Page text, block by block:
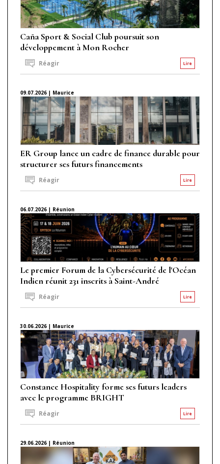
Caña Sport & Social Club poursuit son
développement à Mon Rocher
Lire
Réagir
09.07.2026 | Maurice
ER Group lance un cadre de finance durable pour
structurer ses futurs financements
Lire
Réagir
06.07.2026 | Réunion
Le premier Forum de la Cybersécurité de l'Océan
Indien réunit 231 inscrits à Saint-André
Lire
Réagir
30.06.2026 | Maurice
Constance Hospitality forme ses futurs leaders
avec le programme BRIGHT
Lire
Réagir
29.06.2026 | Réunion